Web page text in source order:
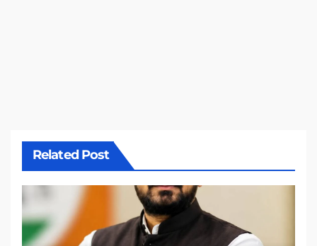
Related Post